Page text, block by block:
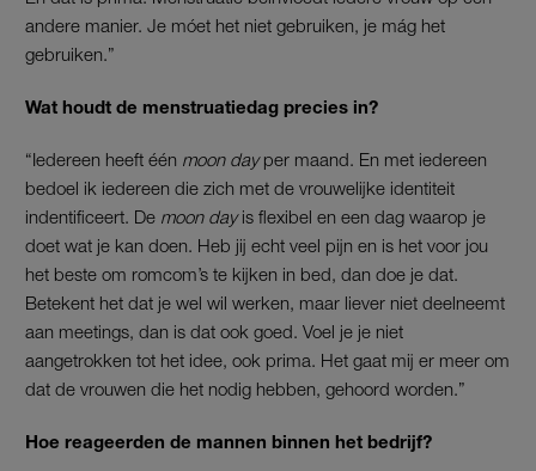
andere manier. Je móet het niet gebruiken, je mág het
gebruiken.”
Wat houdt de menstruatiedag precies in?
“Iedereen heeft één moon dayper maand. En met iedereen
bedoel ik iedereen die zich met de vrouwelijke identiteit
indentificeert. De moon dayis flexibel en een dag waarop je
doet wat je kan doen. Heb jij echt veel pijn en is het voor jou
het beste om romcom’s te kijken in bed, dan doe je dat.
Betekent het dat je wel wil werken, maar liever niet deelneemt
aan meetings, dan is dat ook goed. Voel je je niet
aangetrokken tot het idee, ook prima. Het gaat mij er meer om
dat de vrouwen die het nodig hebben, gehoord worden.”
Hoe reageerden de mannen binnen het bedrijf?